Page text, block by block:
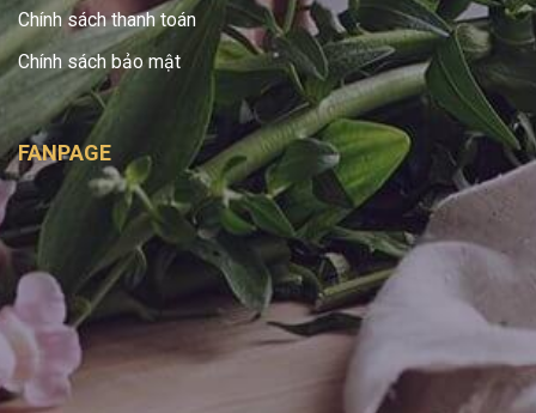
Chính sách thanh toán
Chính sách bảo mật
FANPAGE